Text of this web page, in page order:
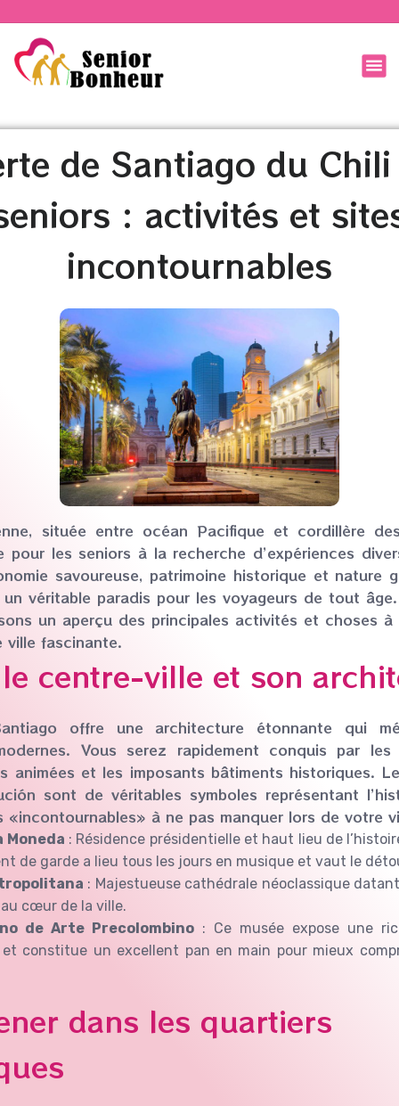
de Santiago du
: activités et
incontournables
située entre océan Pacifique et cordillère
pour les seniors à la recherche d’expériences
savoureuse, patrimoine historique et nature
véritable paradis pour les voyageurs de tout
un aperçu des principales activités et choses
fascinante.
centre-ville et son
offre une architecture étonnante qui
Vous serez rapidement conquis par les
animées et les imposants bâtiments historiques.
sont de véritables symboles représentant
«incontournables» à ne pas manquer lors de votre
Moneda : Résidence présidentielle et haut lieu de
de garde a lieu tous les jours en musique et vaut le
: Majestueuse cathédrale néoclassique
cœur de la ville.
de Arte Precolombino : Ce musée expose une
et constitue un excellent pan en main pour mieux
dans les quartiers